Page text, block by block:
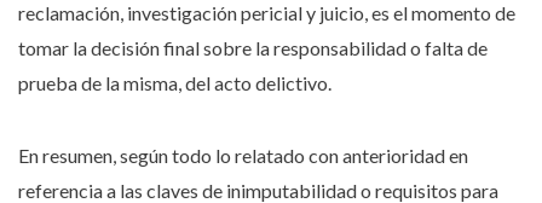
reclamación, investigación pericial y juicio, es el momento de
tomar la decisión final sobre la responsabilidad o falta de
prueba de la misma, del acto delictivo.
En resumen, según todo lo relatado con anterioridad en
referencia a las claves de inimputabilidad o requisitos para